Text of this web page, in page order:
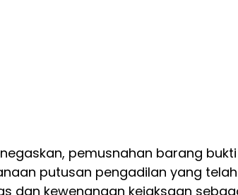
pemusnahan barang bukti
putusan pengadilan yang telah
dan kewenangan kejaksaan